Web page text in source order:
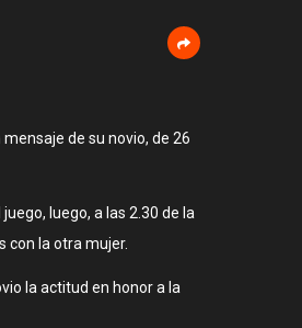
de su novio, de 26
luego, a las 2.30 de la
con la otra mujer.
la actitud en honor a la